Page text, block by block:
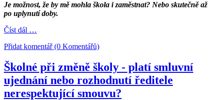
Je možnost, že by mě mohla škola i zaměstnat? Nebo skutečně až
po uplynutí doby.
Číst dál …
Přidat komentář (0 Komentářů)
Školné při změně školy - platí smluvní
ujednání nebo rozhodnutí ředitele
nerespektující smouvu?